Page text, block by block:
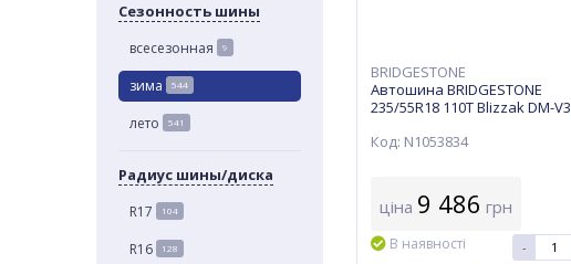
Сезонность шины
всесезонная 9
зима 544
лето 541
Радиус шины/диска
R17 104
R16 128
BRIDGESTONE
Автошина BRIDGESTONE
235/55R18 110T Blizzak DM-V3
Код: N1053834
ціна 9 486 грн
В наявності -